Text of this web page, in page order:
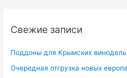
к
Свежие записи
Поддоны для Крымских
Очередная отгрузка новых